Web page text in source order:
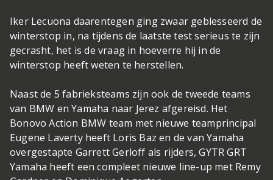
Iker Lecuona daarentegen ging zwaar geblesseerd de
winterstop in, na tijdens de laatste test serieus te zijn
gecrasht, het is de vraag in hoeverre hij in de
winterstop heeft weten te herstellen.
Naast de 5 fabrieksteams zijn ook de tweede teams
van BMW en Yamaha naar Jerez afgereisd. Het
Bonovo Action BMW team met nieuwe teamprincipal
Eugene Laverty heeft Loris Baz en de van Yamaha
overgestapte Garrett Gerloff als rijders, GYTR GRT
Yamaha heeft een compleet nieuwe line-up met Remy